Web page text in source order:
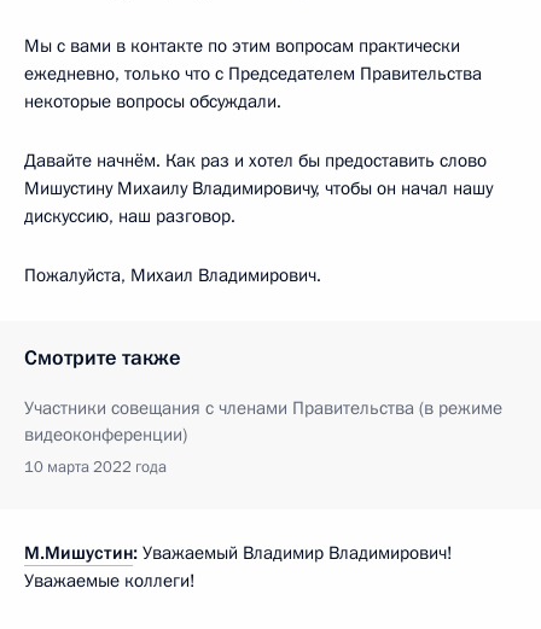
Мы с вами в контакте по этим вопросам практически
ежедневно, только что с Председателем Правительства
некоторые вопросы обсуждали.
Давайте начнём. Как раз и хотел бы предоставить слово
Мишустину Михаилу Владимировичу, чтобы он начал нашу
дискуссию, наш разговор.
Пожалуйста, Михаил Владимирович.
Смотрите также
Участники совещания с членами Правительства (в режиме
видеоконференции)
10 марта 2022 года
М.Мишустин: Уважаемый Владимир Владимирович!
Уважаемые коллеги!